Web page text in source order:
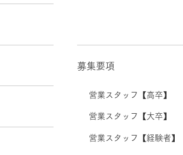
募集要項
営業スタッフ【高卒】
営業スタッフ【大卒】
営業スタッフ【経験者】